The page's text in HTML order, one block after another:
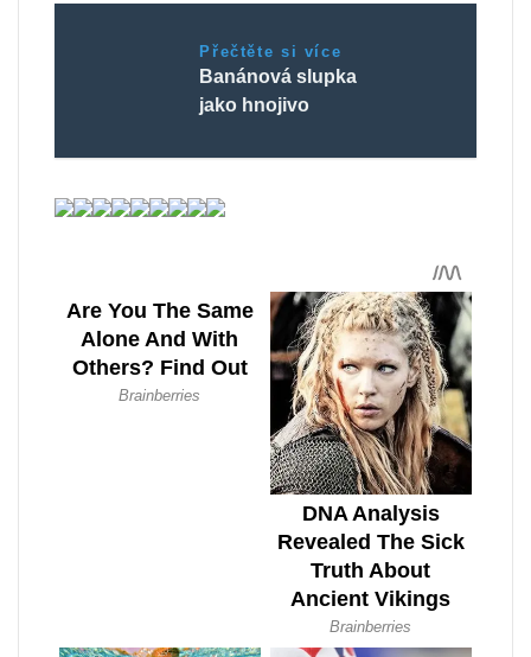
Přečtěte si více
Banánová slupka
jako hnojivo